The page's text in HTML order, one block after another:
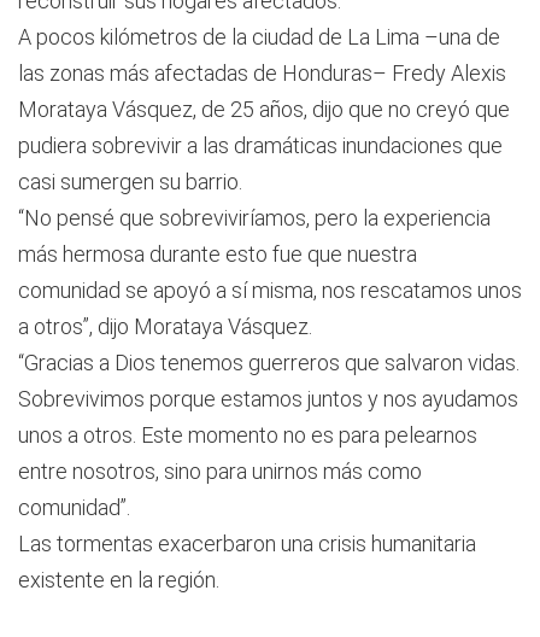
A pocos kilómetros de la ciudad de La Lima –una de
las zonas más afectadas de Honduras– Fredy Alexis
Morataya Vásquez, de 25 años, dijo que no creyó que
pudiera sobrevivir a las dramáticas inundaciones que
casi sumergen su barrio.
“No pensé que sobreviviríamos, pero la experiencia
más hermosa durante esto fue que nuestra
comunidad se apoyó a sí misma, nos rescatamos unos
a otros”, dijo Morataya Vásquez.
“Gracias a Dios tenemos guerreros que salvaron vidas.
Sobrevivimos porque estamos juntos y nos ayudamos
unos a otros. Este momento no es para pelearnos
entre nosotros, sino para unirnos más como
comunidad”.
Las tormentas exacerbaron una crisis humanitaria
existente en la región.